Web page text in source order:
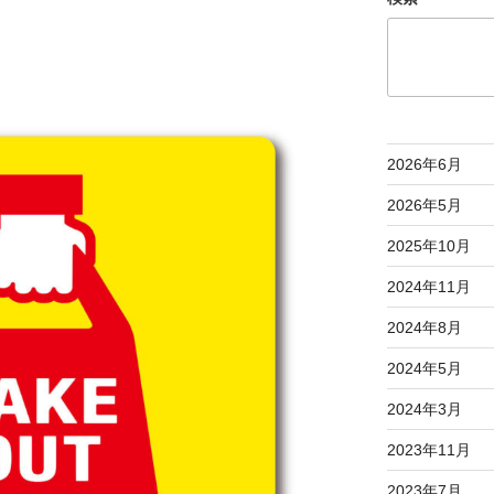
2026年6月
2026年5月
2025年10月
2024年11月
2024年8月
2024年5月
2024年3月
2023年11月